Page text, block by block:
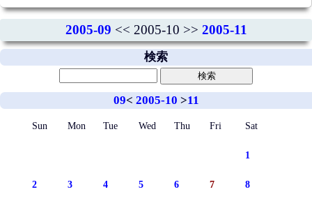
2005-09 << 2005-10 >> 2005-11
検索
09< 2005-10 >11
Sun Mon Tue Wed Thu Fri Sat
1
2 3 4 5 6 7 8